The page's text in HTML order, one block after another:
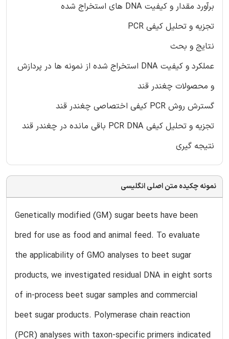
برآورد مقدار و کیفیت DNA های استخراج شده
تجزیه و تحلیل کیفی PCR
نتایج و بحث
عملکرد و کیفیت DNA استخراج شده از نمونه ها در پردازش
و محصولات چغندر قند
گسترش روش PCR کیفی اختصاصی چغندر قند
تجزیه و تحلیل کیفی PCR DNA باقی مانده در چغندر قند
نتیجه گیری
نمونه چکیده متن اصلی انگلیسی
Genetically modified (GM) sugar beets have been
bred for use as food and animal feed. To evaluate
the applicability of GMO analyses to beet sugar
products, we investigated residual DNA in eight sorts
of in-process beet sugar samples and commercial
beet sugar products. Polymerase chain reaction
(PCR) analyses with taxon-specific primers indicated